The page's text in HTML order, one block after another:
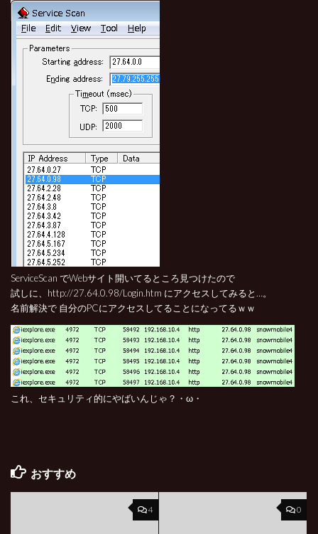
ServiceScan でWebサイト開いてるところ見つけたので
試しに、http://27.64.0.98/Login.htm にアクセスしてみると…。
名前解決で 自分のPCにアクセスしてることになってるｗｗ
これ、セキュリティ的にやばいんじゃ？・ω・
おすすめ
4 0